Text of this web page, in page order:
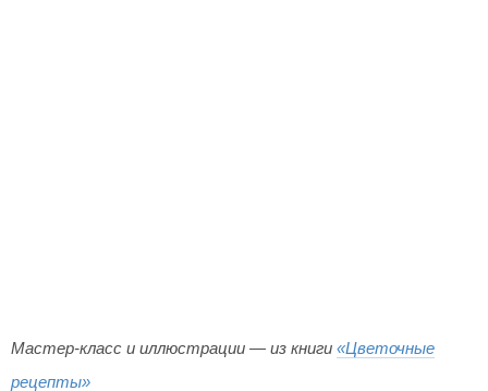
Мастер-класс и иллюстрации — из книги «Цветочные
рецепты»